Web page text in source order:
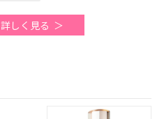
しく見る